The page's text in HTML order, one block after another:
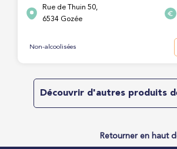
Rue de Thuin 50,
6534 Gozée
Non-alcoolisées
Découvrir d'autres produits
Retourner en haut